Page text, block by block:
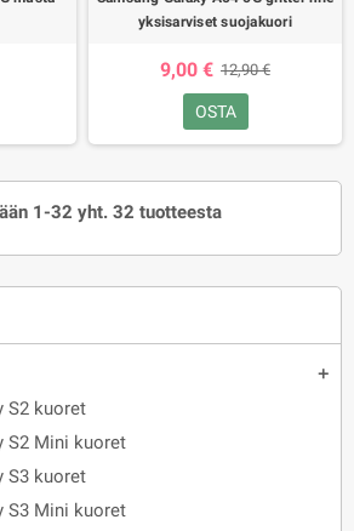
add
S2 kuoret
S2 Mini kuoret
S3 kuoret
S3 Mini kuoret
yksisarviset suojakuori
9,00 € 12,90 €
OSTA
1-32 yht. 32 tuotteesta